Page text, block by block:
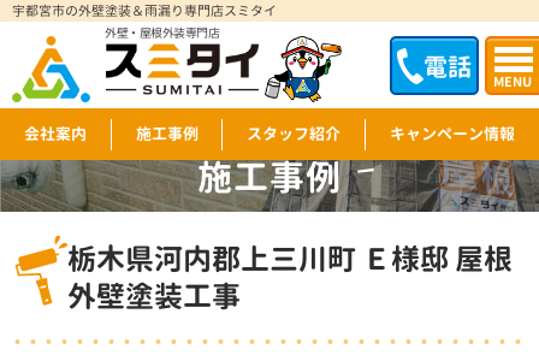
電話 MENU
宇都宮市の外壁塗装＆雨漏り専門店スミタイ
外壁・屋根外装専門店
会社案内 施工事例 スタッフ紹介 キャンペーン情報
施工事例
WORKS
栃木県河内郡上三川町 Ｅ様邸 屋根
外壁塗装工事